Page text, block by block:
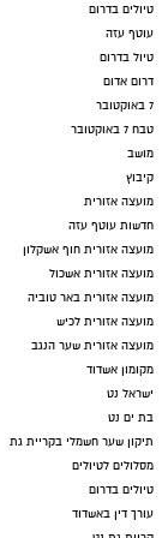
טיולים בדרום
עוטף עזה
טיול בדרום
דרום אדום
7 באוקטובר
טבח 7 באוקטובר
מושב
קיבוץ
מועצה אזורית
חדשות עוטף עזה
מועצה אזורית חוף אשקלון
מועצה אזורית אשכול
מועצה אזורית באר טוביה
מועצה אזורית לכיש
מועצה אזורית שער הנגב
מקומון אשדוד
ישראל נט
בת ים נט
תיקון שער חשמלי בקריית גת
מסלולים לטיולים
טיולים בדרום
עורך דין באשדוד